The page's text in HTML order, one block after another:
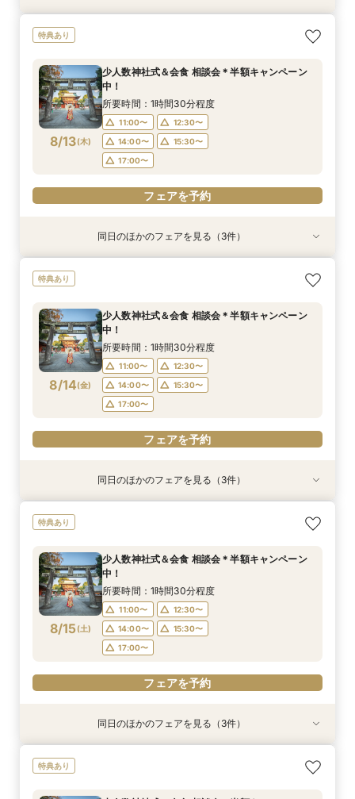
8/10(月)
【少人数専門】家族に感謝を伝える結婚式＆会食
14:00〜
15:30〜
17:00〜
フェアを予約
8/10(月)
14:00〜
15:30〜
17:00〜
フェアを予約
8/10(月)
大人気！リゾートウエディング相談会（沖縄、北
フェアを予約
特典あり
8/13(木)
少人数神社式＆会食 相談会＊半額キャンペーン
中！
所要時間：1時間30分程度
11:00〜
12:30〜
14:00〜
15:30〜
17:00〜
フェアを予約
8/13(木)
【少人数専門】家族に感謝を伝える結婚式＆会食
14:00〜
15:30〜
17:00〜
フェアを予約
8/13(木)
14:00〜
15:30〜
17:00〜
フェアを予約
8/13(木)
大人気！リゾートウエディング相談会（沖縄、北
フェアを予約
同日のほかのフェアを見る（3件）
特典あり
8/14(金)
少人数神社式＆会食 相談会＊半額キャンペーン
中！
所要時間：1時間30分程度
11:00〜
12:30〜
14:00〜
15:30〜
17:00〜
フェアを予約
8/14(金)
【少人数専門】家族に感謝を伝える結婚式＆会食
14:00〜
15:30〜
17:00〜
フェアを予約
8/14(金)
14:00〜
15:30〜
17:00〜
フェアを予約
8/14(金)
大人気！リゾートウエディング相談会（沖縄、北
フェアを予約
同日のほかのフェアを見る（3件）
特典あり
8/15(土)
少人数神社式＆会食 相談会＊半額キャンペーン
中！
所要時間：1時間30分程度
11:00〜
12:30〜
14:00〜
15:30〜
17:00〜
フェアを予約
【少人数専門】家族に感謝を伝える結婚式＆会食
大人気！リゾートウエディング相談会（沖縄、北
同日のほかのフェアを見る（3件）
特典あり